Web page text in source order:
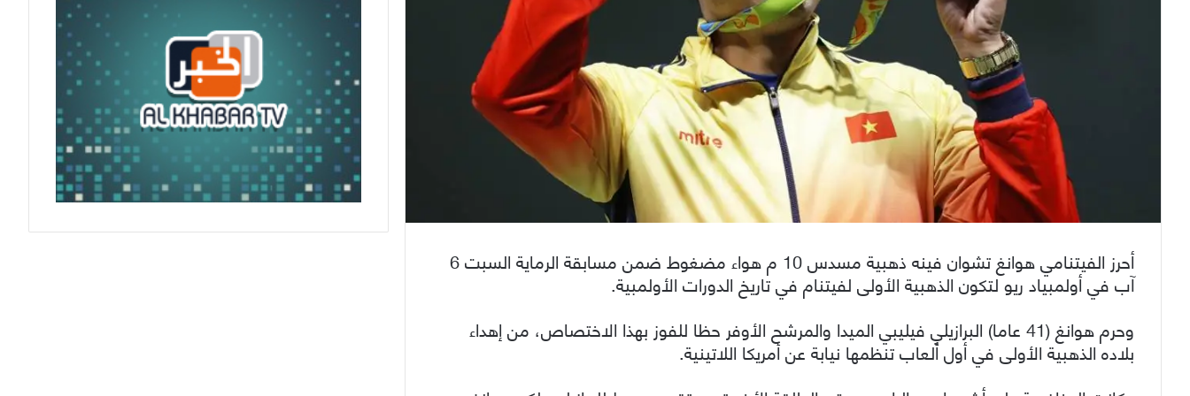
أحرز الفيتنامي هوانغ تشوان فينه ذهبية مسدس 10 م هواء مضغوط ضمن مسابقة الرماية السبت 6
آب في أولمبياد ريو لتكون الذهبية الأولى لفيتنام في تاريخ الدورات الأولمبية.
وحرم هوانغ (41 عاما) البرازيلي فيليبي الميدا والمرشح الأوفر حظا للفوز بهذا الاختصاص، من إهداء
بلاده الذهبية الأولى في أول ألعاب تنظمها نيابة عن أمريكا اللاتينية.